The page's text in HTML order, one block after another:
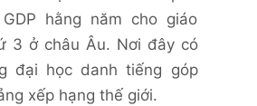
hằng năm cho giáo
3 ở châu Âu. Nơi đây có
đại học danh tiếng góp
xếp hạng thế giới.